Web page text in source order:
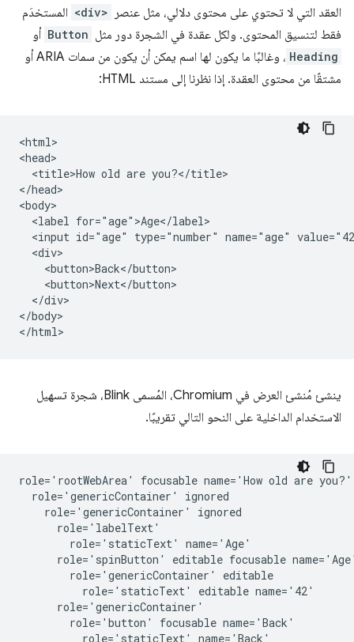
العقد التي لا تحتوي على محتوى دلالي، مثل عنصر
<div> المستخدَم
فقط لتنسيق المحتوى. ولكل عقدة في الشجرة دور مثل Button أو
Heading
، وغالبًا ما يكون لها اسم يمكن أن يكون من سمات ARIA أو
مشتقًا من محتوى العقدة. إذا نظرنا إلى مستند HTML:
<html>
<head>
  <title>How old are you?</title>
</head>
<body>
  <label for="age">Age</label>
<input id="age" type="number" name="age"
  <div>
    <button>Back</button>
    <button>Next</button>
  </div>
</body>
ينشئ مُنشئ العرض في Chromium، المُسمى Blink، شجرة تسهيل
الاستخدام الداخلية على النحو التالي تقريبًا.
role='rootWebArea' focusable name='How old are you?'
  role='genericContainer' ignored
    role='genericContainer' ignored
      role='labelText'
        role='staticText' name='Age'
role='spinButton' editable focusable
        role='genericContainer' editable
          role='staticText' editable name='42'
      role='genericContainer'
        role='button' focusable name='Back'
          role='staticText' name='Back'